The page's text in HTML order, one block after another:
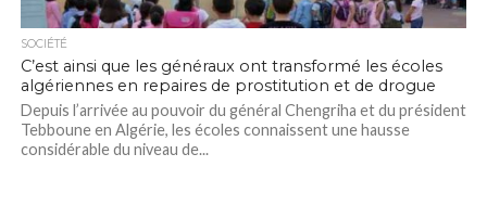
SOCIÉTÉ
C’est ainsi que les généraux ont transformé les écoles
algériennes en repaires de prostitution et de drogue
Depuis l’arrivée au pouvoir du général Chengriha et du président
Tebboune en Algérie, les écoles connaissent une hausse
considérable du niveau de...